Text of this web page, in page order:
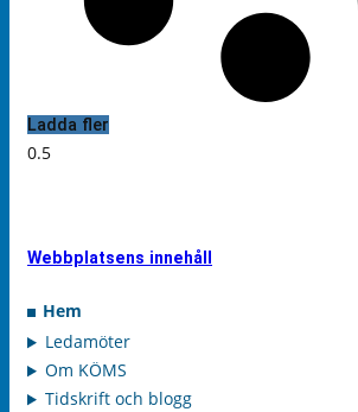
Ladda fler
Webbplatsens innehåll
Hem
Ledamöter
Om KÖMS
Tidskrift och blogg